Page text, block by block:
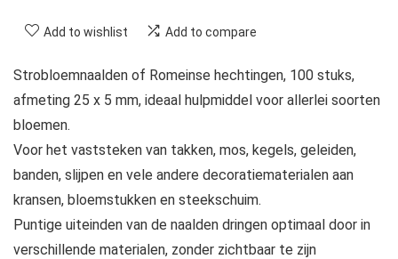
Add to wishlist Add to compare
Strobloemnaalden of Romeinse hechtingen, 100 stuks,
afmeting 25 x 5 mm, ideaal hulpmiddel voor allerlei soorten
bloemen.
Voor het vaststeken van takken, mos, kegels, geleiden,
banden, slijpen en vele andere decoratiematerialen aan
kransen, bloemstukken en steekschuim.
Puntige uiteinden van de naalden dringen optimaal door in
verschillende materialen, zonder zichtbaar te zijn